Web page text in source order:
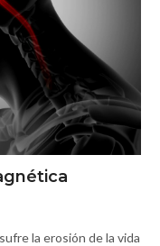
la erosión de la vida